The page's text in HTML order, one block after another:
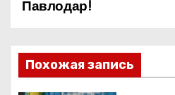
в
и
Павлодар!
Похожая запись